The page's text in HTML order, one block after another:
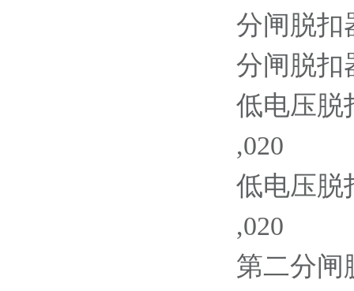
分闸脱扣
分闸脱扣
低电压脱
,020
低电压脱
,020
第二分闸